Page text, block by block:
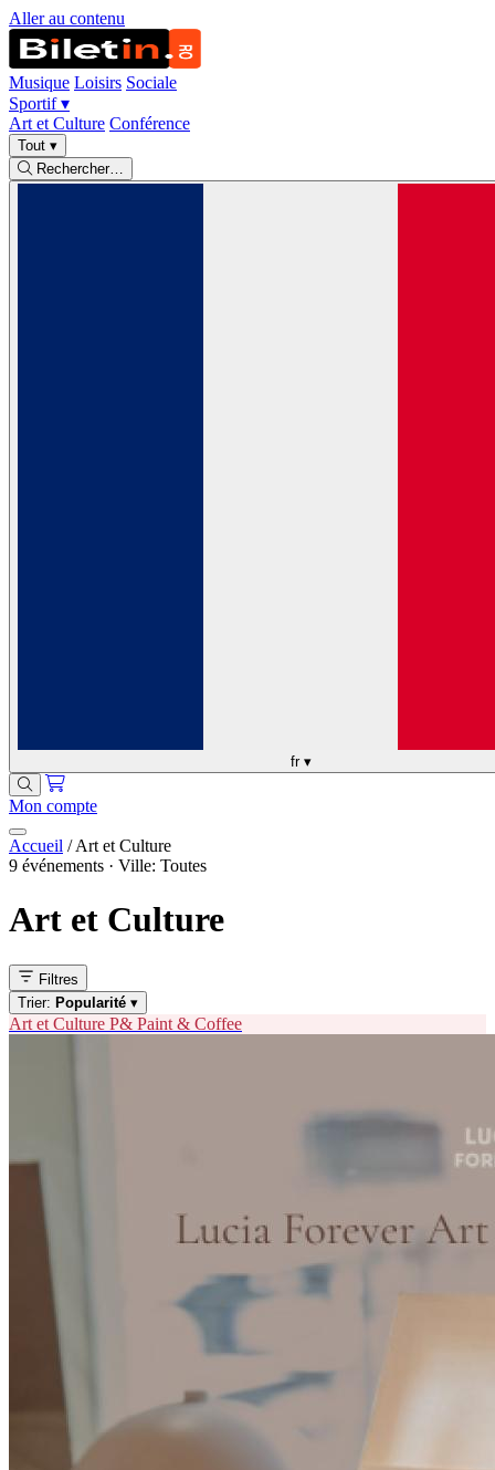
Aller au contenu
Musique Loisirs Sociale
Sportif▾
Art et Culture Conférence
Tout ▾
Rechercher…
fr ▾
Mon compte
Accueil / Art et Culture
9 événements · Ville: Toutes
Art et Culture
Filtres
Trier: Popularité ▾
Art et Culture P& Paint & Coffee